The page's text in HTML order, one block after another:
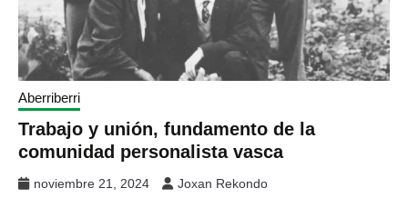
Aberriberri
Trabajo y unión, fundamento de la
comunidad personalista vasca
noviembre 21, 2024 Joxan Rekondo